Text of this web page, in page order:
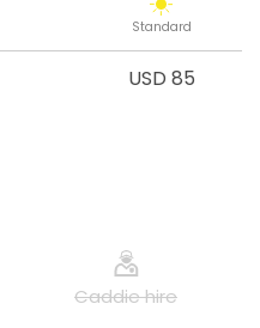
Standard
USD 85
Caddie hire